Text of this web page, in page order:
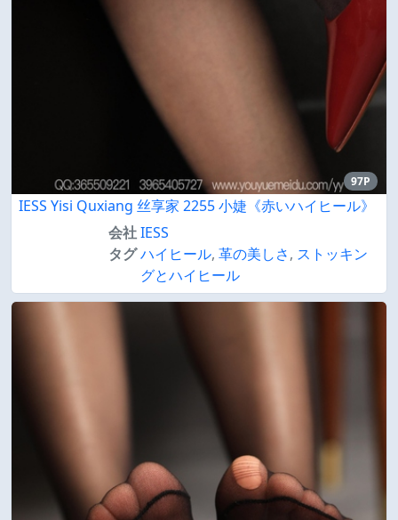
97P
IESS Yisi Quxiang 丝享家 2255 小婕《赤いハイヒール》
会社IESS
タグハイヒール, 革の美しさ, ストッキン
グとハイヒール